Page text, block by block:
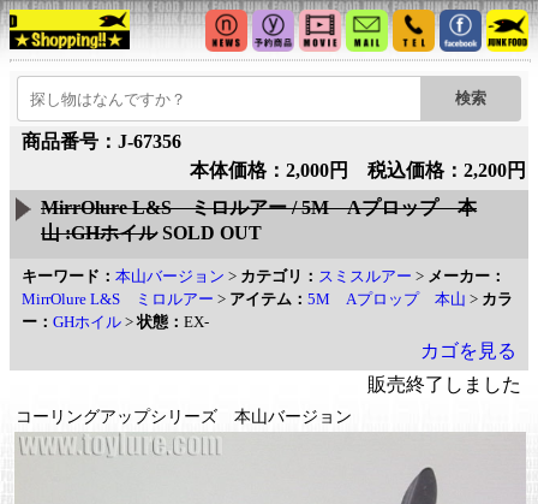
商品番号：J-67356
本体価格：2,000円 税込価格：2,200円
MirrOlure L&S ミロルアー / 5M Aプロップ 本
山 :GHホイルSOLD OUT
キーワード： 本山バージョン > カテゴリ： スミスルアー > メーカー：
MirrOlure L&S ミロルアー > アイテム： 5M Aプロップ 本山 > カラ
ー： GHホイル >状態： EX-
カゴを見る
販売終了しました
コーリングアップシリーズ 本山バージョン